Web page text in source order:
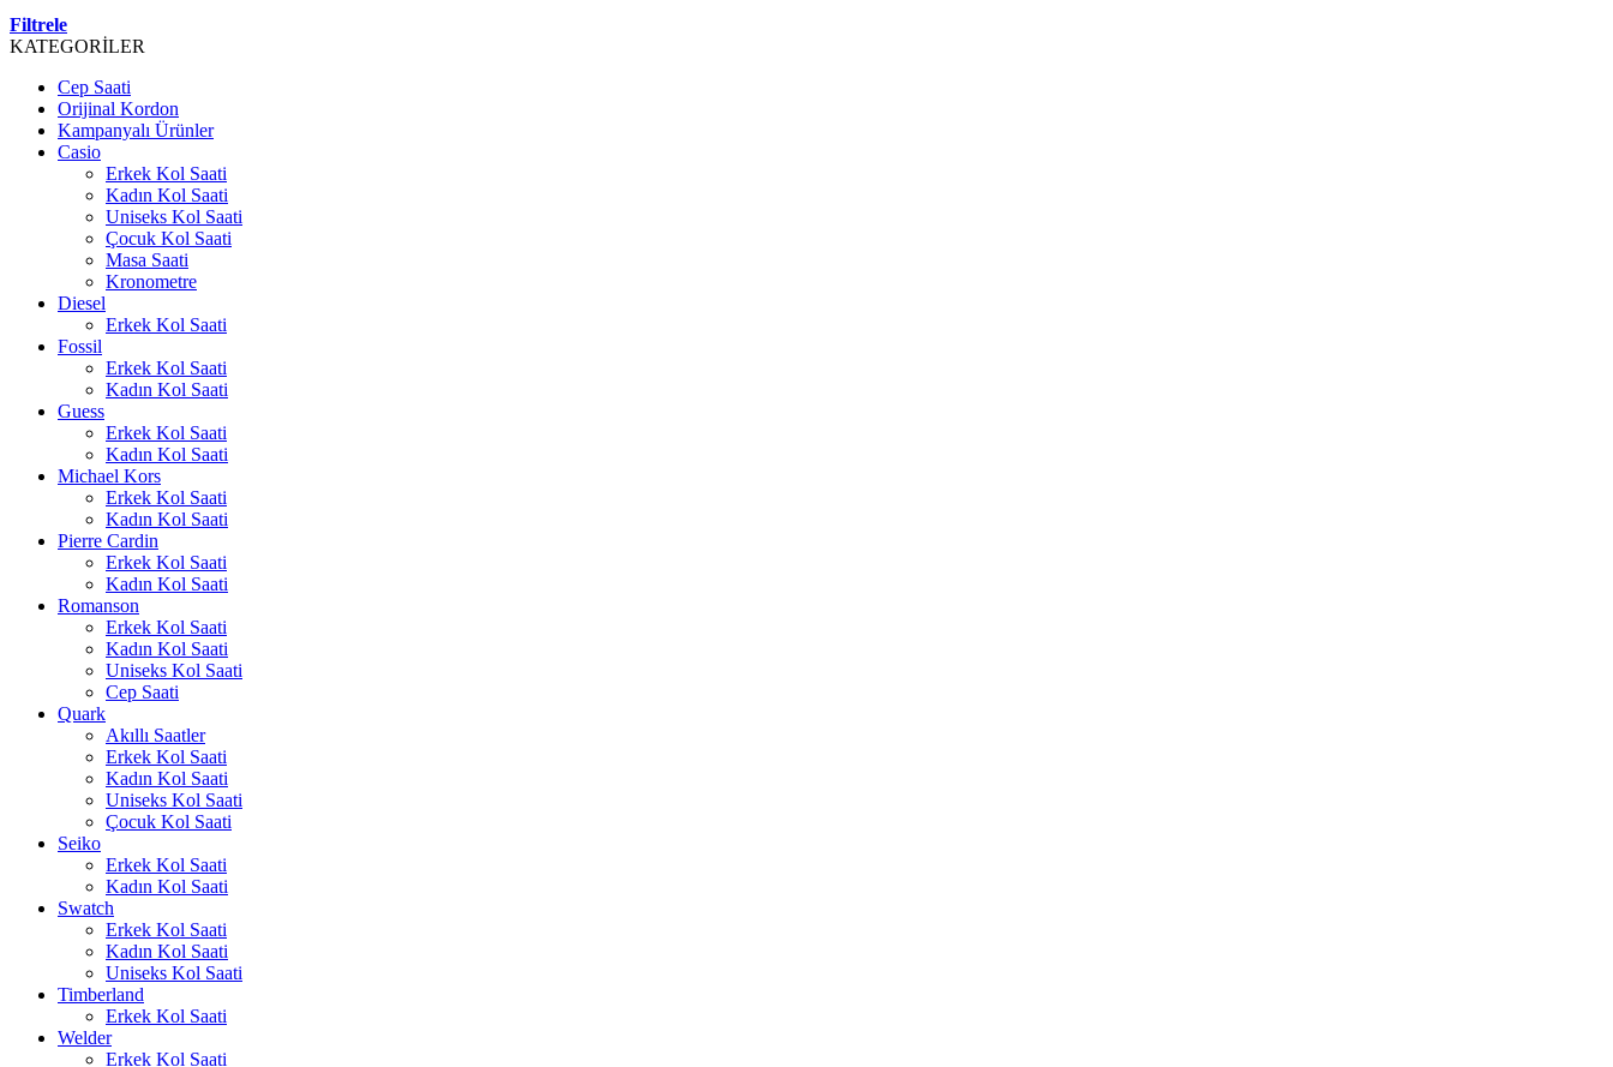
Filtrele
KATEGORİLER
Cep Saati
Orijinal Kordon
Kampanyalı Ürünler
Casio
Erkek Kol Saati
Kadın Kol Saati
Uniseks Kol Saati
Çocuk Kol Saati
Masa Saati
Kronometre
Diesel
Erkek Kol Saati
Fossil
Erkek Kol Saati
Kadın Kol Saati
Guess
Erkek Kol Saati
Kadın Kol Saati
Michael Kors
Erkek Kol Saati
Kadın Kol Saati
Pierre Cardin
Erkek Kol Saati
Kadın Kol Saati
Romanson
Erkek Kol Saati
Kadın Kol Saati
Uniseks Kol Saati
Cep Saati
Quark
Akıllı Saatler
Erkek Kol Saati
Kadın Kol Saati
Uniseks Kol Saati
Çocuk Kol Saati
Seiko
Erkek Kol Saati
Kadın Kol Saati
Swatch
Erkek Kol Saati
Kadın Kol Saati
Uniseks Kol Saati
Timberland
Erkek Kol Saati
Welder
Erkek Kol Saati